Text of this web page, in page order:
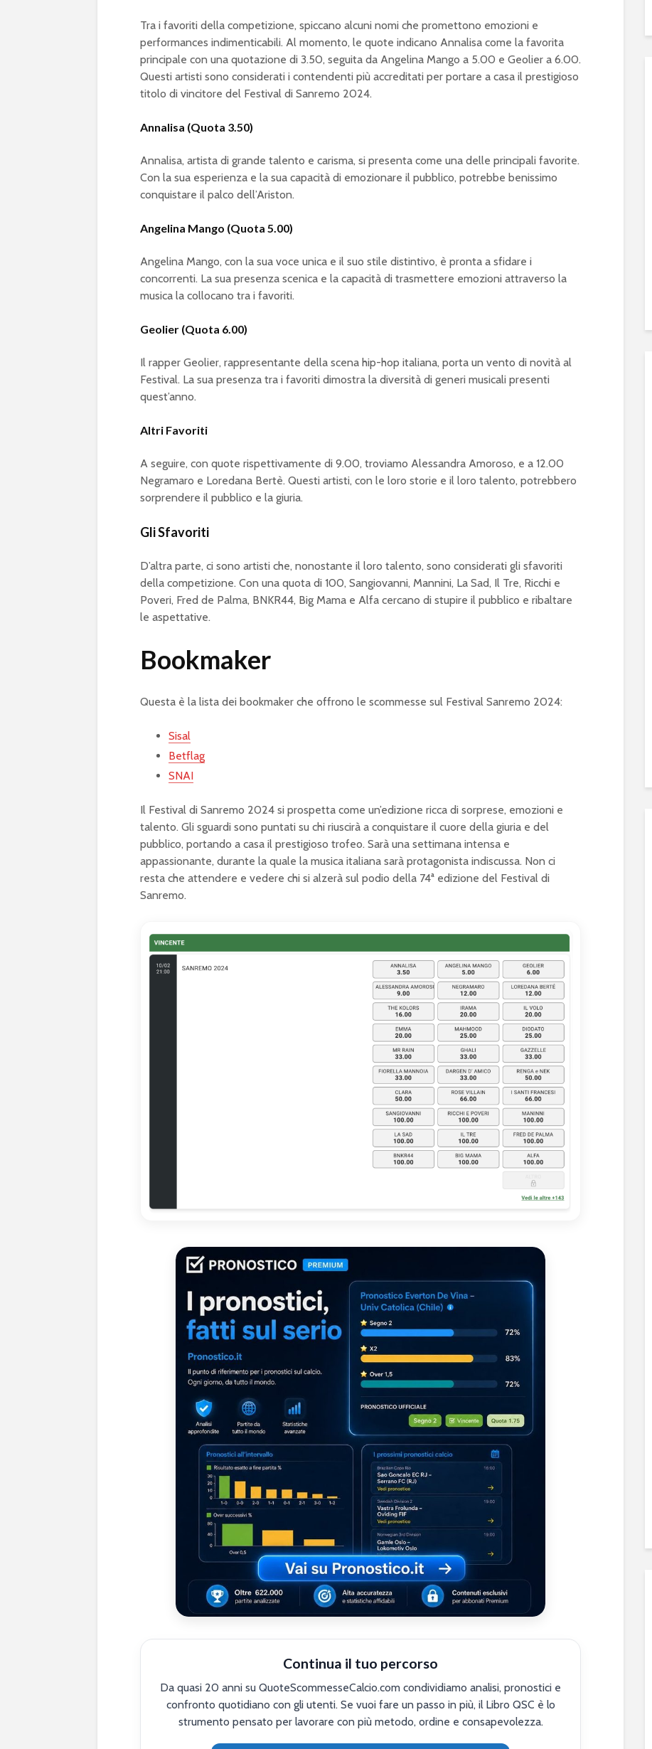
Tra i favoriti della competizione, spiccano alcuni nomi che promettono emozioni e
performances indimenticabili. Al momento, le quote indicano Annalisa come la favorita
principale con una quotazione di 3.50, seguita da Angelina Mango a 5.00 e Geolier a 6.00.
Questi artisti sono considerati i contendenti più accreditati per portare a casa il prestigioso
titolo di vincitore del Festival di Sanremo 2024.
Annalisa (Quota 3.50)
Annalisa, artista di grande talento e carisma, si presenta come una delle principali favorite.
Con la sua esperienza e la sua capacità di emozionare il pubblico, potrebbe benissimo
conquistare il palco dell’Ariston.
Angelina Mango (Quota 5.00)
Angelina Mango, con la sua voce unica e il suo stile distintivo, è pronta a sfidare i
concorrenti. La sua presenza scenica e la capacità di trasmettere emozioni attraverso la
musica la collocano tra i favoriti.
Geolier (Quota 6.00)
Il rapper Geolier, rappresentante della scena hip-hop italiana, porta un vento di novità al
Festival. La sua presenza tra i favoriti dimostra la diversità di generi musicali presenti
quest’anno.
Altri Favoriti
A seguire, con quote rispettivamente di 9.00, troviamo Alessandra Amoroso, e a 12.00
Negramaro e Loredana Bertè. Questi artisti, con le loro storie e il loro talento, potrebbero
sorprendere il pubblico e la giuria.
Gli Sfavoriti
D’altra parte, ci sono artisti che, nonostante il loro talento, sono considerati gli sfavoriti
della competizione. Con una quota di 100, Sangiovanni, Mannini, La Sad, Il Tre, Ricchi e
Poveri, Fred de Palma, BNKR44, Big Mama e Alfa cercano di stupire il pubblico e ribaltare
le aspettative.
Bookmaker
Questa è la lista dei bookmaker che offrono le scommesse sul Festival Sanremo 2024:
Sisal
Betflag
SNAI
Il Festival di Sanremo 2024 si prospetta come un’edizione ricca di sorprese, emozioni e
talento. Gli sguardi sono puntati su chi riuscirà a conquistare il cuore della giuria e del
pubblico, portando a casa il prestigioso trofeo. Sarà una settimana intensa e
appassionante, durante la quale la musica italiana sarà protagonista indiscussa. Non ci
resta che attendere e vedere chi si alzerà sul podio della 74ª edizione del Festival di
Sanremo.
Continua il tuo percorso
Da quasi 20 anni su QuoteScommesseCalcio.com condividiamo analisi, pronostici e
confronto quotidiano con gli utenti. Se vuoi fare un passo in più, il Libro QSC è lo
strumento pensato per lavorare con più metodo, ordine e consapevolezza.